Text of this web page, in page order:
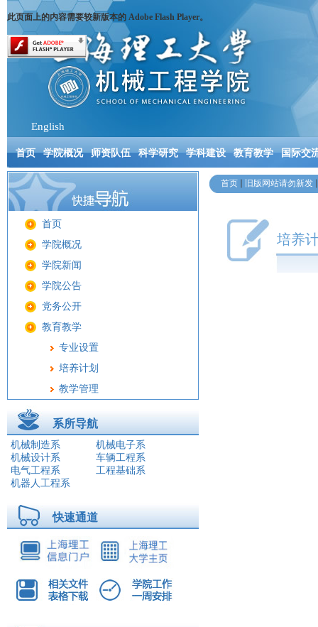
此页面上的内容需要较新版本的 Adobe Flash Player。
English
首页 学院概况 师资队伍 科学研究 学科建设 教育教学 国际交
首页
学院概况
学院新闻
学院公告
党务公开
教育教学
专业设置
培养计划
教学管理
教学成果
实验中心
实习基地
教务公告
院务公开
科学研究
系所导航
机械制造系
机械电子系
机械设计系
车辆工程系
电气工程系
工程基础系
机器人工程系
快速通道
首页 旧版网站请勿新发
培养